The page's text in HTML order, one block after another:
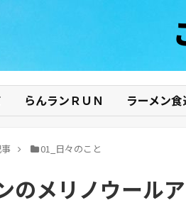
らんランＲＵＮ ラーメン食
01_日々のこと
のメリノウール